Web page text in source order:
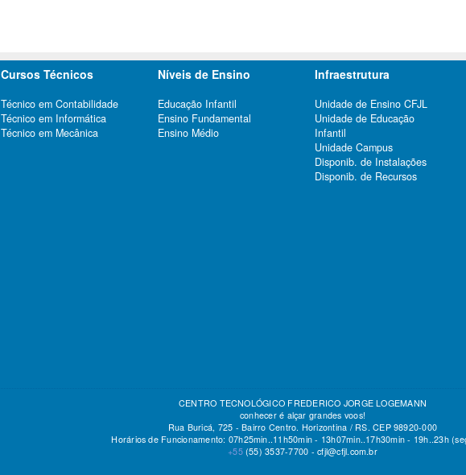
Cursos Técnicos
Técnico em Contabilidade
Técnico em Informática
Técnico em Mecânica
Níveis de Ensino
Educação Infantil
Ensino Fundamental
Ensino Médio
Infraestrutura
Unidade de Ensino CFJL
Unidade de Educação
Infantil
Unidade Campus
Disponib. de Instalações
Disponib. de Recursos
CENTRO TECNOLÓGICO FREDERICO JORGE LOGEMANN
conhecer é alçar grandes voos!
Rua Buricá, 725 - Bairro Centro. Horizontina / RS. CEP 98920-000
Horários de Funcionamento: 07h25min..11h50min - 13h07min..17h30min - 19h..23h
+55 (55) 3537-7700 -cfjl@cfjl.com.br